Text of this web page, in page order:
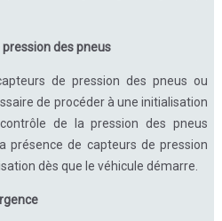
des pneus
de pression des pneus ou
de procéder à une initialisation
de la pression des pneus
présence de capteurs de pression
dès que le véhicule démarre.